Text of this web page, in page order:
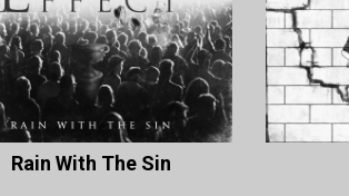
Rain With The Sin